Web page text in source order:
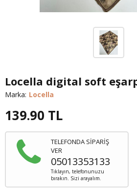
Locella digital soft
Marka: Locella
139.90 TL
TELEFONDA SİPARİŞ
VER
05013353133
Tıklayın, telefonunuzu
bırakın. Sizi arayalım.